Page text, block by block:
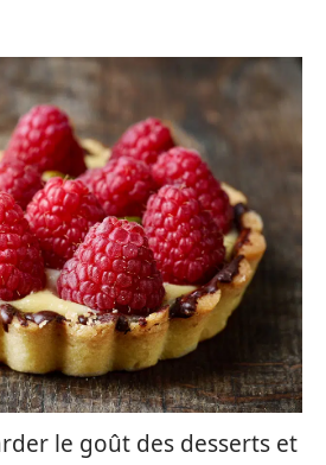
le goût des desserts et